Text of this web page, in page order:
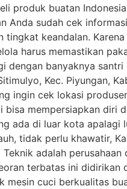
produk buatan
Anda sudah cek
keandalan.
harus memastikan
dengan banyaknya
Kec. Piyungan,
ingin cek lokasi
mempersiapkan diri
ada di luar kota apalagi
tidak perlu khawatir,
adalah
terbatas ini didirikan
cuci berkualitas